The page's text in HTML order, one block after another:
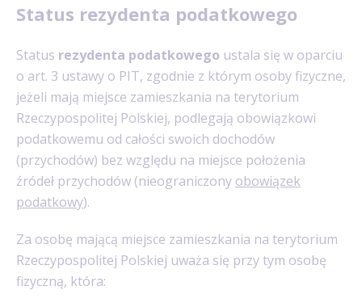
Status rezydenta podatkowego
Status rezydenta podatkowego ustala się w oparciu
o art. 3 ustawy o PIT, zgodnie z którym osoby fizyczne,
jeżeli mają miejsce zamieszkania na terytorium
Rzeczypospolitej Polskiej, podlegają obowiązkowi
podatkowemu od całości swoich dochodów
(przychodów) bez względu na miejsce położenia
źródeł przychodów (nieograniczony obowiązek
podatkowy).
Za osobę mającą miejsce zamieszkania na terytorium
Rzeczypospolitej Polskiej uważa się przy tym osobę
fizyczną, która: